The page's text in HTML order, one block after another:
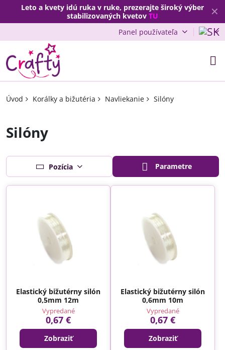
✕
Leto a kvety idú ruka v ruke, prezerajte široký výber
stabilizovaných kvetov TU
Panel používateľa
Úvod Korálky a bižutéria Navliekanie Silóny
Silóny
Pozícia Parametre
Elastický bižutérny silón
0,5mm 12m
Vypredané
0,67 €
Zobraziť
Elastický bižutérny silón
0,6mm 10m
Vypredané
0,67 €
Zobraziť